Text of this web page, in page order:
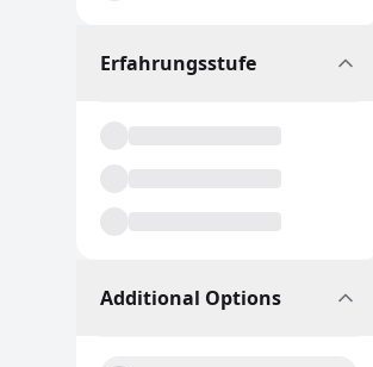
Erfahrungsstufe
Additional Options